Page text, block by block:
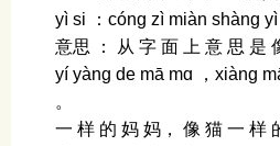
yì si ：cónɡ zì miàn shànɡ
意思 ： 从 字 面 上 意 思 是
yí yànɡ de mā mɑ ，xiànɡ
。
一 样 的 妈 妈， 像 猫 一 样